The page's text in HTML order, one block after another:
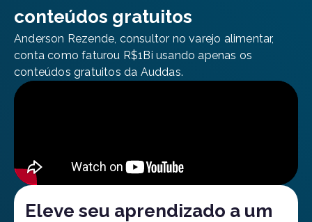
conteúdos gratuitos
Anderson Rezende, consultor no varejo alimentar,
conta como faturou R$1Bi usando apenas os
conteúdos gratuitos da Auddas.
Eleve seu aprendizado a um